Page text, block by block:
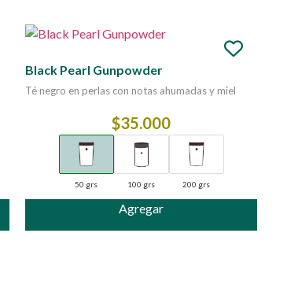
Black Pearl Gunpowder
Té negro en perlas con notas ahumadas y miel
$35.000
Agregar
50 grs 100 grs 200 grs